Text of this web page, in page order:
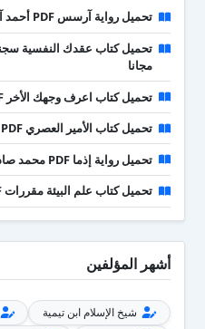
تحميل رواية آرسس PDF أحمد آل حمدان
مجانا
تحميل كتاب اعرف وجهك الأخر PDF يوسف الحسني
تحميل كتاب الأمير العصري PDF تأليف كارنز لورد كامل مجانا
تحميل رواية إذما PDF محمد صادق كامل مجانا
تحميل كتاب علم البيئة مقررات PDF السعودية 1443
أشهر المؤلفين
شيخ الإسلام ابن تيمية